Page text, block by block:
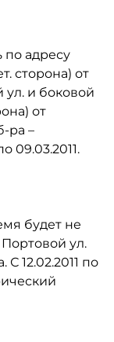
по адресу
сторона) от
ул. и боковой
от
ра –
09.03.2011.
будет не
ул.
12.02.2011 по